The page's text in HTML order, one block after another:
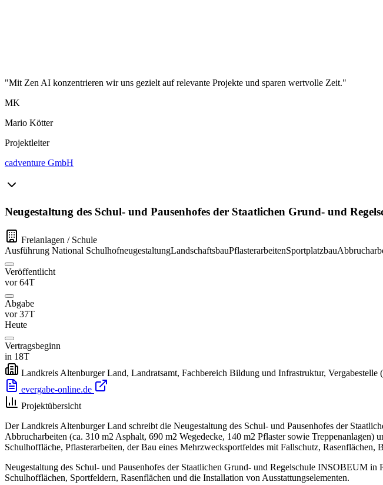
"Mit Zen AI konzentrieren wir uns gezielt auf relevante Projekte und sparen wertvolle Zeit."
MK
Mario Kötter
Projektleiter
cadventure GmbH
Neugestaltung des Schul- und Pausenhofes der Staatlichen Grund- und
Freianlagen / Schule
Ausführung National SchulhofneugestaltungLandschaftsbauPflasterarbeitenSportplatzbau
Veröffentlicht
vor 64T
Abgabe
vor 37T
Heute
Vertragsbeginn
in 18T
Landkreis Altenburger Land, Landratsamt, Fachbereich Bildung und Infrastruktur,
evergabe-online.de
Projektübersicht
Der Landkreis Altenburger Land schreibt die Neugestaltung des Schul- und Pausenhofes der
Abbrucharbeiten (ca. 310 m2 Asphalt, 690 m2 Wegedecke, 140 m2 Pflaster sowie
Schulhoffläche, Pflasterarbeiten, der Bau eines Mehrzwecksportfeldes mit Fallschutz,
Neugestaltung des Schul- und Pausenhofes der Staatlichen Grund- und Regelschule INSOBEUM
Schulhofflächen, Sportfeldern, Rasenflächen und die Installation von Ausstattungselementen.